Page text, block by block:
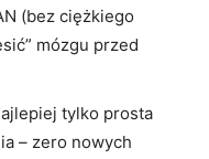
(bez ciężkiego
mózgu przed
tylko prosta
– zero nowych